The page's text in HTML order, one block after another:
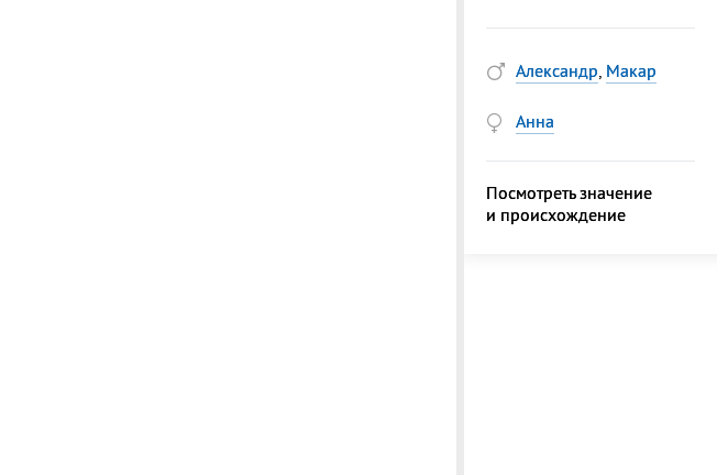
Александр, Макар
Анна
Посмотреть значение
и происхождение